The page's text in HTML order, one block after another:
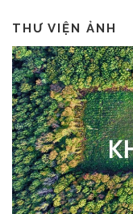
THƯ VIỆN ẢNH